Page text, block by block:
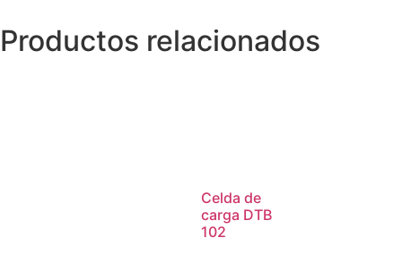
Productos relacionados
Celda de
carga DTB
102